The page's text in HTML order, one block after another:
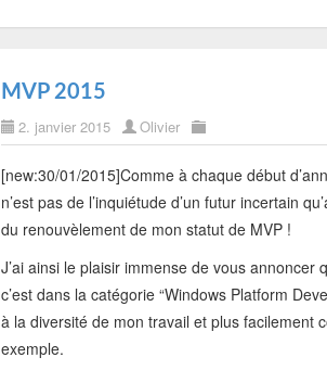
MVP 2015
2. janvier 2015 Olivier
[new:30/01/2015]Comme à chaque début
n’est pas de l’inquiétude d’un futur incertain
du renouvèlement de mon statut de MVP !
J’ai ainsi le plaisir immense de vous
c’est dans la catégorie “Windows Platform
à la diversité de mon travail et plus facilement
exemple.